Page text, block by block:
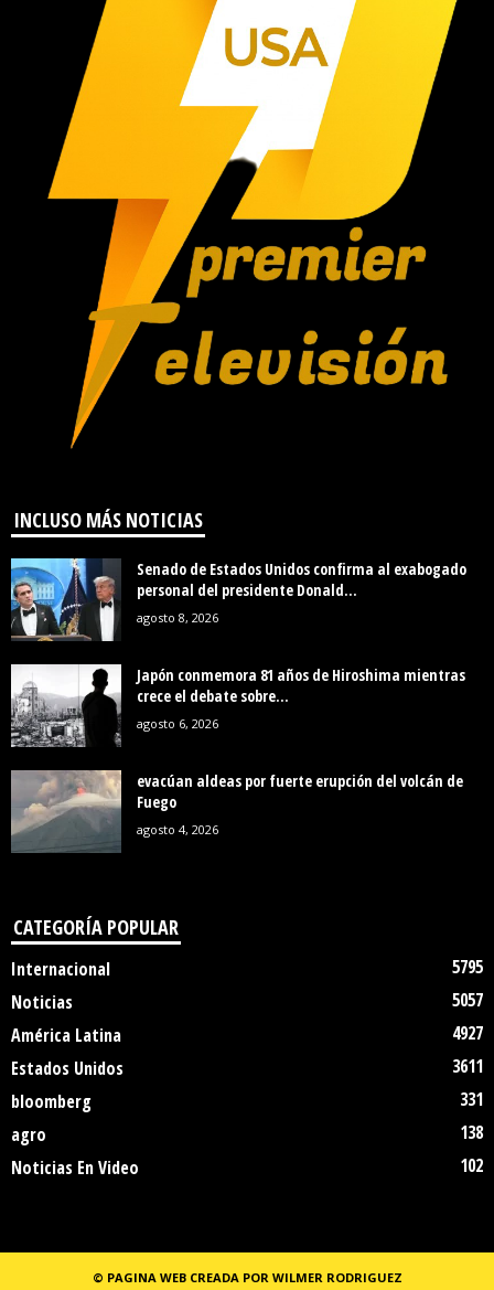
INCLUSO MÁS NOTICIAS
Senado de Estados Unidos confirma al exabogado
personal del presidente Donald...
agosto 8, 2026
Japón conmemora 81 años de Hiroshima mientras
crece el debate sobre...
agosto 6, 2026
evacúan aldeas por fuerte erupción del volcán de
Fuego
agosto 4, 2026
CATEGORÍA POPULAR
Internacional
5795
Noticias
5057
América Latina
4927
Estados Unidos
3611
bloomberg
331
agro
138
Noticias En Video
102
© PAGINA WEB CREADA POR WILMER RODRIGUEZ